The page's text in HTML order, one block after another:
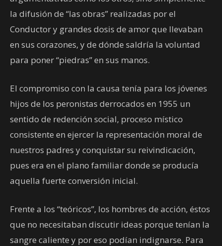
la difusión de “las obras” realizadas por el
Conductor y grandes dosis de amor que llevaban
en sus corazones, y de dónde saldría la voluntad
para poner “piedras” en sus manos.
El compromiso con la causa tenía para los jóvenes
hijos de los peronistas derrocados en 1955 un
sentido de redención social, proceso místico
consistente en ejercer la representación moral de
nuestros padres y conquistar su reivindicación,
pues era en el plano familiar donde se producía
aquella fuerte conversión inicial.
Frente a los “teóricos”, los hombres de acción, éstos
que no necesitaban discutir ideas porque tenían la
sangre caliente y por eso podían indignarse. Para